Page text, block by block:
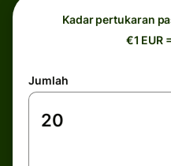
Kadar pertukaran
€1 EUR
Jumlah